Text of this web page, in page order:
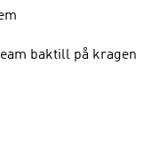
baktill på kragen